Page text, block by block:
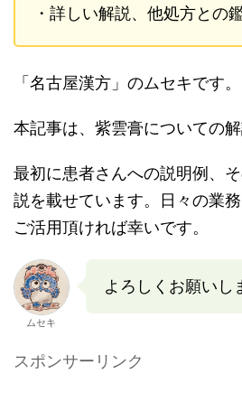
・詳しい解説、他処方との
「名古屋漢方」のムセキです。
本記事は、紫雲膏についての解
最初に患者さんへの説明例、
説を載せています。日々の業務
ご活用頂ければ幸いです。
ムセキ
よろしくお願いし
スポンサーリンク